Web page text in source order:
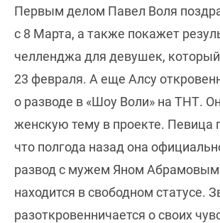
Первым делом Павел Воля
с 8 Марта, а также покажет
челленджа для девушек,
23 февраля. А еще Алсу
о разводе в «Шоу Воли» на ТНТ.
женскую тему в проекте. Певица
что полгода назад она
развод с мужем Яном Абрамовым
находится в свободном статусе.
разоткровенничается о своих